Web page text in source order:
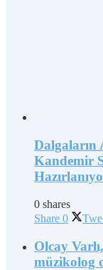
Dalgaların
Kandemir
0 shares
Share 0
Olcay
müzikolog